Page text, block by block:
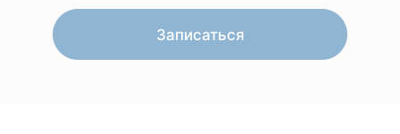
Записаться